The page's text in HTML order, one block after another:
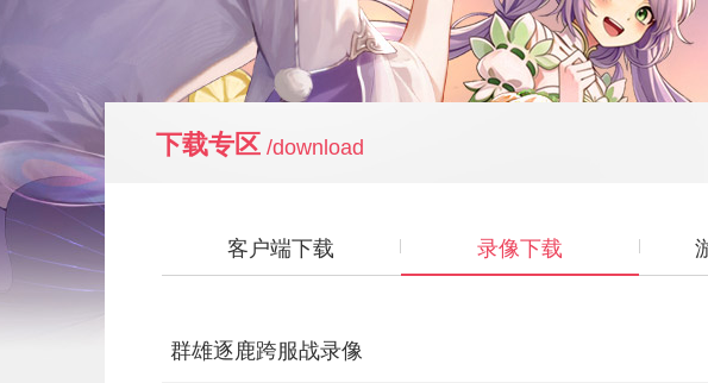
下载专区 /download
客户端下载 录像下载
群雄逐鹿跨服战录像